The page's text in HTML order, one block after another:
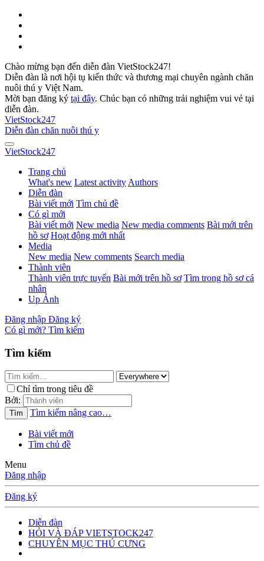
Chào mừng bạn đến diễn đàn VietStock247!
Diễn đàn là nơi hội tụ kiến thức và thương mại chuyên ngành chăn
nuôi thú y Việt Nam.
Mời bạn đăng ký tại đây. Chúc bạn có những trải nghiệm vui vẻ tại
diễn đàn.
VietStock247
Diễn đàn chăn nuôi thú y
VietStock247
Trang chủ
What's new Latest activity Authors
Diễn đàn
Bài viết mới Tìm chủ đề
Có gì mới
Bài viết mới New media New media comments Bài mới trên
hồ sơ Hoạt động mới nhất
Media
New media New comments Search media
Thành viên
Thành viên trực tuyến Bài mới trên hồ sơ Tìm trong hồ sơ cá
nhân
Up Ảnh
Đăng nhập Đăng ký
Có gì mới? Tìm kiếm
Tìm kiếm
Chỉ tìm trong tiêu đề
Bởi:
Tìm Tìm kiếm nâng cao…
Bài viết mới
Tìm chủ đề
Menu
Đăng nhập
Đăng ký
Diễn đàn
HỎI VÀ ĐÁP VIETSTOCK247
CHUYÊN MỤC THÚ CƯNG